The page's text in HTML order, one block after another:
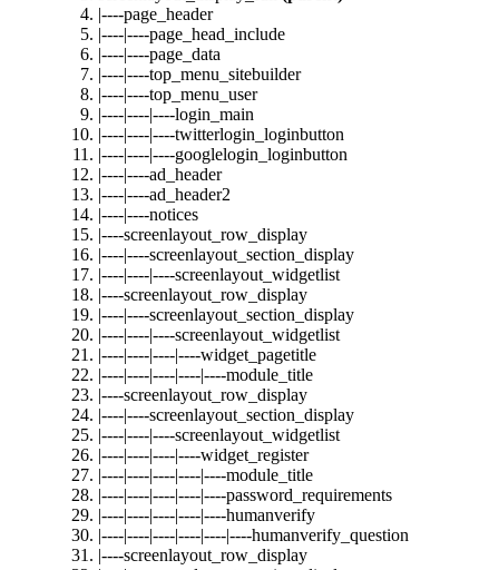
|----page_header
|----|----page_head_include
|----|----page_data
|----|----top_menu_sitebuilder
|----|----top_menu_user
|----|----|----login_main
|----|----|----twitterlogin_loginbutton
|----|----|----googlelogin_loginbutton
|----|----ad_header
|----|----ad_header2
|----|----notices
|----screenlayout_row_display
|----|----screenlayout_section_display
|----|----|----screenlayout_widgetlist
|----screenlayout_row_display
|----|----screenlayout_section_display
|----|----|----screenlayout_widgetlist
|----|----|----|----widget_pagetitle
|----|----|----|----|----module_title
|----screenlayout_row_display
|----|----screenlayout_section_display
|----|----|----screenlayout_widgetlist
|----|----|----|----widget_register
|----|----|----|----|----module_title
|----|----|----|----|----password_requirements
|----|----|----|----|----humanverify
|----|----|----|----|----|----humanverify_question
|----screenlayout_row_display